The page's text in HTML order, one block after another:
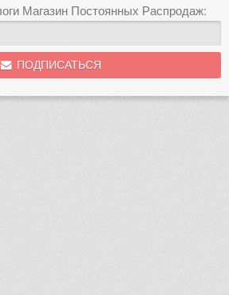
Магазин Постоянных Распродаж:
ПОДПИСАТЬСЯ